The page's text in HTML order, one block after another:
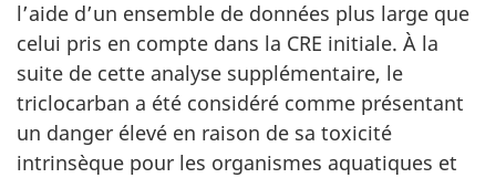
l’aide d’un ensemble de données plus large que
celui pris en compte dans la CRE initiale. À la
suite de cette analyse supplémentaire, le
triclocarban a été considéré comme présentant
un danger élevé en raison de sa toxicité
intrinsèque pour les organismes aquatiques et